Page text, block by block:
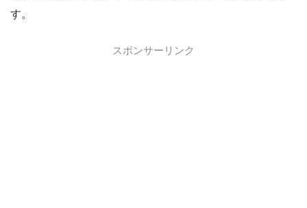
す。
スポンサーリンク